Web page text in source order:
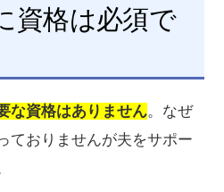
資格は必須で
な資格はありません。なぜ
ておりませんが夫をサポー